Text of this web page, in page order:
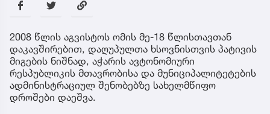
2008 წლის აგვისტოს ომის მე-18 წლისთავთან
დაკავშირებით, დაღუპულთა ხსოვნისთვის პატივის
მიგების ნიშნად, აჭარის ავტონომიური
რესპუბლიკის მთავრობისა და მუნიციპალიტეტების
ადმინისტრაციულ შენობებზე სახელმწიფო
დროშები დაეშვა.